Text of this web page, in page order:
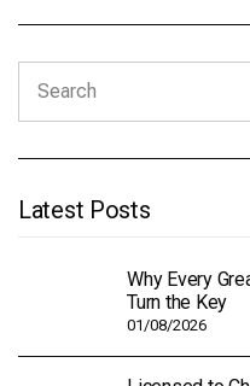
for:
Latest Posts
Why Every
Turn the Key
01/08/2026